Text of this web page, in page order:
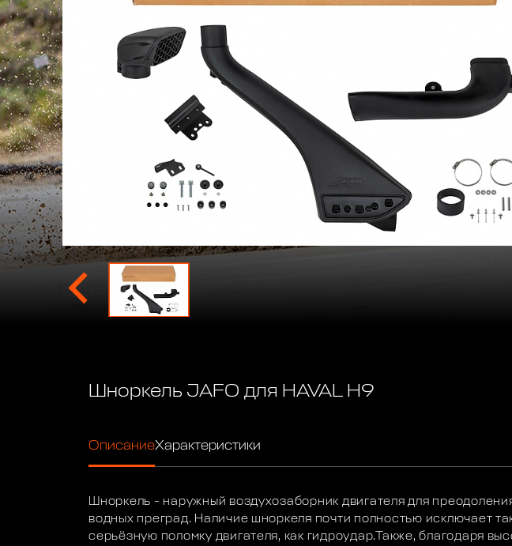
Шноркель JAFO для HAVAL H9
ОписаниеХарактеристики
Шноркель - наружный воздухозаборник двигателя для
водных преград. Наличие шноркеля почти полностью исключает
серьёзную поломку двигателя, как гидроудар.Также, благодаря